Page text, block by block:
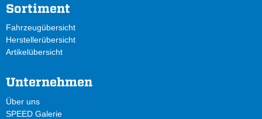
Sortiment
Fahrzeugübersicht
Herstellerübersicht
Artikelübersicht
Unternehmen
Über uns
SPEED Galerie